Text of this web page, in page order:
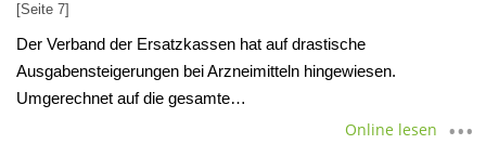
[Seite 7]
Der Verband der Ersatzkassen hat auf drastische
Ausgabensteigerungen bei Arzneimitteln hingewiesen.
Umgerechnet auf die gesamte…
Online lesen